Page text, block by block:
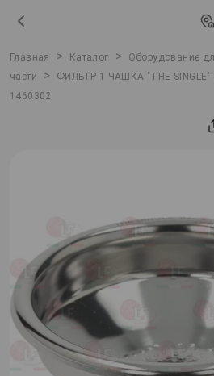
Главная > Каталог > Оборудование
части
>
ФИЛЬТР 1 ЧАШКА "THE
1460302